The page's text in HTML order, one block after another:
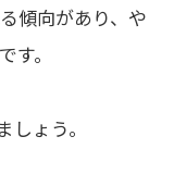
傾向があり、や
。
ょう。